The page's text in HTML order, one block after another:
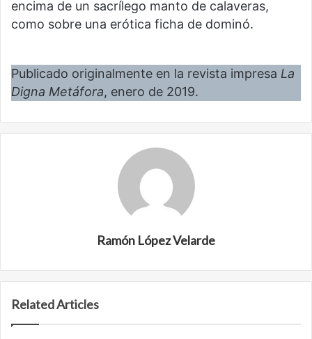
encima de un sacrílego manto de calaveras,
como sobre una erótica ficha de dominó.
Publicado originalmente en la revista impresa La
Digna Metáfora, enero de 2019.
Ramón López Velarde
Related Articles